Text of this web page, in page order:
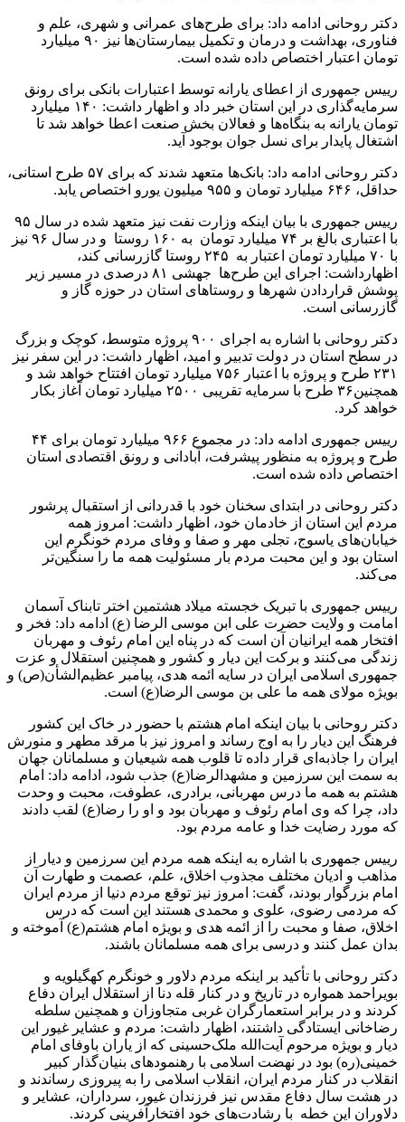
دکتر روحانی ادامه داد: برای طرح‌های عمرانی و شهری، علم و
فناوری، بهداشت و درمان و تکمیل بیمارستان‌ها نیز ۹۰ میلیارد
تومان اعتبار اختصاص داده شده است.
رییس‌ جمهوری از اعطای یارانه توسط اعتبارات بانکی برای رونق
سرمایه‌گذاری در این استان خبر داد و اظهار داشت: ۱۴۰ میلیارد
تومان یارانه به بنگاه‌ها و فعالان بخش صنعت اعطا خواهد شد تا
اشتغال پایدار برای نسل جوان بوجود آید.
دکتر روحانی ادامه داد: بانک‌ها متعهد شدند که برای ۵۷ طرح استانی،
حداقل، ۶۴۶ میلیارد تومان و ۹۵۵ میلیون یورو اختصاص یابد.
رییس‌ جمهوری با بیان اینکه وزارت نفت نیز متعهد شده در سال ۹۵
با اعتباری بالغ بر ۷۴ میلیارد تومان به ۱۶۰ روستا و در سال ۹۶ نیز
با ۷۰ میلیارد تومان اعتبار به ۲۴۵ روستا گازرسانی کند،
اظهارداشت: اجرای این طرح‌ها جهشی ۸۱ درصدی در مسیر زیر
پوشش قراردادن شهرها و روستاهای استان در حوزه گاز و
گازرسانی است.
دکتر روحانی با اشاره به اجرای ۹۰۰ پروژه متوسط، کوچک و بزرگ
در سطح استان در دولت تدبیر و امید، اظهار داشت: در این سفر نیز
۲۳۱ طرح و پروژه با اعتبار ۷۵۶ میلیارد تومان افتتاح خواهد شد و
همچنین۳۶ طرح با سرمایه تقریبی ۲۵۰۰ میلیارد تومان آغاز بکار
خواهد کرد.
رییس‌ جمهوری ادامه داد: در مجموع ۹۶۶ میلیارد تومان برای ۴۴
طرح و پروژه به منظور پیشرفت، آبادانی و رونق اقتصادی استان
اختصاص داده شده است.
دکتر روحانی در ابتدای سخنان خود با قدردانی از استقبال پرشور
مردم این استان از خادمان خود، اظهار داشت: امروز همه
خیابان‌های یاسوج، تجلی مهر و صفا و وفای مردم خونگرم این
استان بود و این محبت مردم بار مسئولیت همه ما را سنگین‌تر
می‌کند.
رییس‌ جمهوری با تبریک خجسته میلاد هشتمین اختر تابناک آسمان
امامت و ولایت حضرت علی ابن موسی الرضا (ع) ادامه داد: فخر و
افتخار همه ایرانیان آن است که در پناه این امام رئوف و مهربان
زندگی می‌کنند و برکت این دیار و کشور و همچنین استقلال و عزت
جمهوری اسلامی ایران در سایه ائمه هدی، پیامبر عظیم‌الشأن(ص) و
بویژه مولای همه ما علی بن موسی الرضا(ع) است.
دکتر روحانی با بیان اینکه امام هشتم با حضور در خاک این کشور
فرهنگ این دیار را به اوج رساند و امروز نیز با مرقد مطهر و منورش
ایران را جاذبه‌ای قرار داده تا قلوب همه شیعیان و مسلمانان جهان
به سمت این سرزمین و مشهدالرضا(ع) جذب شود، ادامه داد: امام
هشتم به همه ما درس مهربانی، برادری، عطوفت، محبت و وحدت
داد، چرا که وی امام رئوف و مهربان بود و او را رضا(ع) لقب دادند
که مورد رضایت خدا و عامه مردم بود.
رییس‌ جمهوری با اشاره به اینکه همه مردم این سرزمین و دیار از
مذاهب و ادیان مختلف مجذوب اخلاق، علم، عصمت و طهارت آن
امام بزرگوار بودند، گفت: امروز نیز توقع مردم دنیا از مردم ایران
که مردمی رضوی، علوی و محمدی هستند این است که درس
اخلاق، صفا و محبت را از ائمه هدی و بویژه امام هشتم(ع) آموخته و
بدان عمل کنند و درسی برای همه مسلمانان باشند.
دکتر روحانی با تأکید بر اینکه مردم دلاور و خونگرم کهگیلویه و
بویراحمد همواره در تاریخ و در کنار قله دنا از استقلال ایران دفاع
کردند و در برابر استعمارگران غربی متجاوزان و همچنین سلطه
رضاخانی ایستادگی داشتند، اظهار داشت: مردم و عشایر غیور این
دیار و بویژه مرحوم آیت‌الله ملک‌حسینی که از یاران باوفای امام
خمینی(ره) بود در نهضت اسلامی با رهنمودهای بنیان‌گذار کبیر
انقلاب در کنار مردم ایران، انقلاب اسلامی را به پیروزی رساندند و
در هشت سال دفاع مقدس نیز فرزندان غیور، سرداران، عشایر و
دلاوران این خطه با رشادت‌های خود افتخارآفرینی کردند.